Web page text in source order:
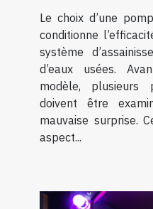
Le choix d’une
conditionne
système
d’eaux usées.
modèle, plusieurs
doivent être
mauvaise surprise.
aspect...